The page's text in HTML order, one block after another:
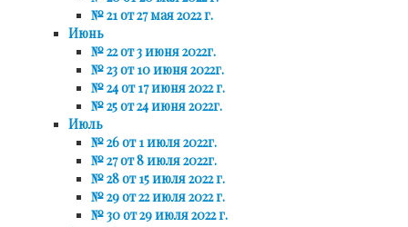
№ 21 от 27 мая 2022 г.
Июнь
№ 22 от 3 июня 2022г.
№ 23 от 10 июня 2022г.
№ 24 от 17 июня 2022 г.
№ 25 от 24 июня 2022г.
Июль
№ 26 от 1 июля 2022г.
№ 27 от 8 июля 2022г.
№ 28 от 15 июля 2022 г.
№ 29 от 22 июля 2022 г.
№ 30 от 29 июля 2022 г.